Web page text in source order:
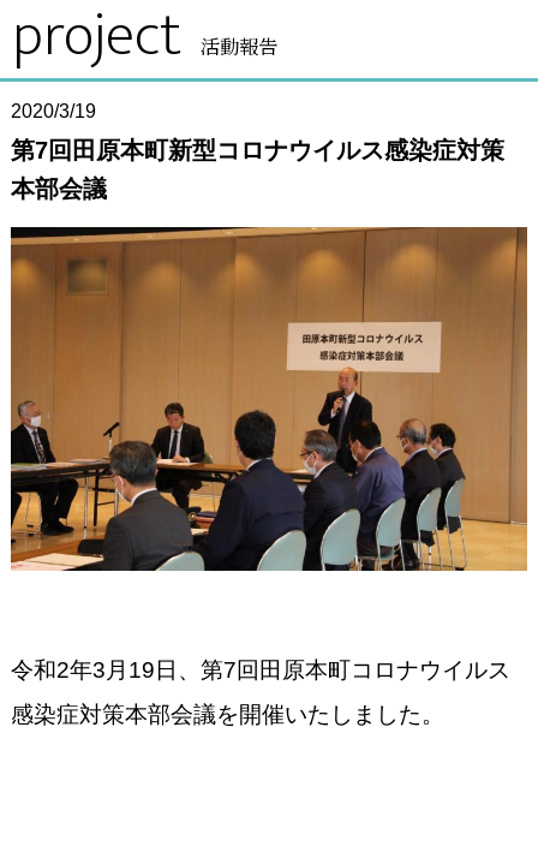
project 活動報告
2020/3/19
第7回田原本町新型コロナウイルス感染症対策
本部会議
令和2年3月19日、第7回田原本町コロナウイルス
感染症対策本部会議を開催いたしました。